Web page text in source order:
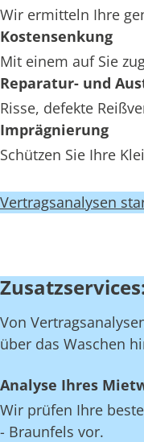
Wir ermitteln Ihre
Kostensenkung
Mit einem auf Sie
Reparatur- und
Risse, defekte
Imprägnierung
Schützen Sie Ihre
Vertragsanalysen
Von
über das Waschen
Analyse Ihres
Wir prüfen Ihre
- Braunfels vor.